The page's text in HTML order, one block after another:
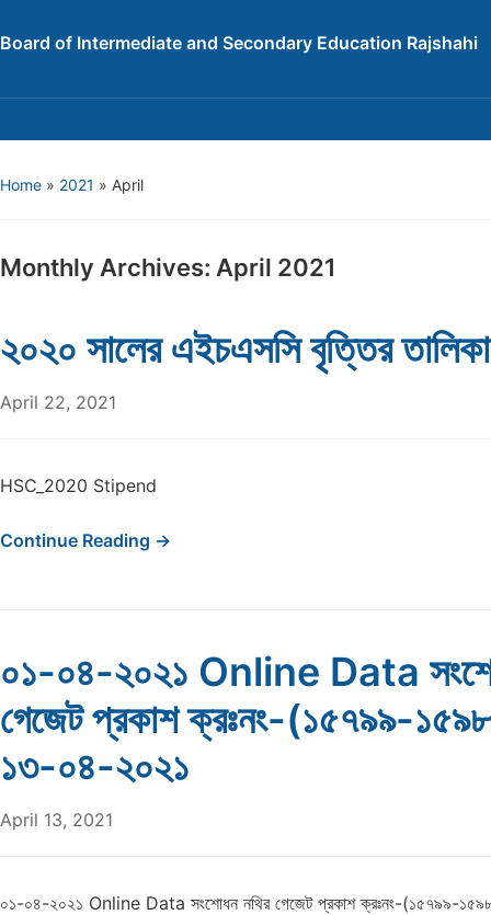
Board of Intermediate and Secondary Education Rajshahi
Home » 2021 » April
Monthly Archives: April 2021
২০২০ সালের এইচএসসি বৃত্তির তালিকা
April 22, 2021
HSC_2020 Stipend
Continue Reading →
০১-০৪-২০২১ Online Data
গেজেট প্রকাশ ক্রঃনং-(১৫৭৯৯-
১৩-০৪-২০২১
April 13, 2021
০১-০৪-২০২১ Online Data সংশোধন নথির গেজেট প্রকাশ ক্রঃনং-(১৫৭৯৯-